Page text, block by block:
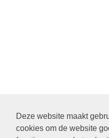
Deze website maakt
cookies om de website